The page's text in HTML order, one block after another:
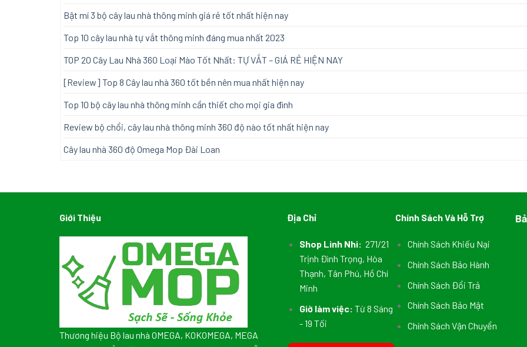
Bật mí 3 bộ cây lau nhà thông minh giá rẻ tốt nhất hiện nay
Top 10 cây lau nhà tự vắt thông minh đáng mua nhất 2023
TOP 20 Cây Lau Nhà 360 Loại Mào Tốt Nhất: TỰ VẮT – GIÁ RẺ HIỆN NAY
[Review] Top 8 Cây lau nhà 360 tốt bền nên mua nhất hiện nay
Top 10 bộ cây lau nhà thông minh cần thiết cho mọi gia đình
Review bộ chổi, cây lau nhà thông minh 360 độ nào tốt nhất hiện nay
Cây lau nhà 360 độ Omega Mop Đài Loan
Giới Thiệu
Thương hiệu Bộ lau nhà OMEGA, KOKOMEGA, MEGA
Địa Chỉ
Shop Linh Nhi: 271/21
Trịnh Đình Trọng, Hòa
Thạnh, Tân Phú, Hồ Chí
Minh
Giờ làm việc: Từ 8 Sáng
- 19 Tối
Chính Sách Và Hỗ Trợ
Chính Sách Khiếu Nại
Chính Sách Bảo Hành
Chính Sách Đổi Trả
Chính Sách Bảo Mật
Chính Sách Vận Chuyển